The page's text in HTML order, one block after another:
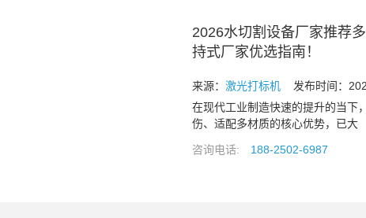
2026水切割设备厂家推荐
持式厂家优选指南！
来源： 激光打标机 发布时间：
在现代工业制造快速的提升的当下
伤、适配多材质的核心优势，已大
咨询电话: 188-2502-6987